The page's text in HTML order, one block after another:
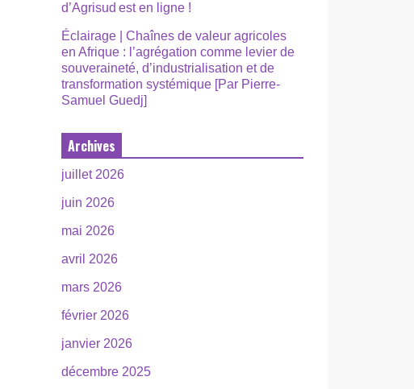
d’Agrisud est en ligne !
Éclairage | Chaînes de valeur agricoles
en Afrique : l’agrégation comme levier de
souveraineté, d’industrialisation et de
transformation systémique [Par Pierre-
Samuel Guedj]
Archives
juillet 2026
juin 2026
mai 2026
avril 2026
mars 2026
février 2026
janvier 2026
décembre 2025